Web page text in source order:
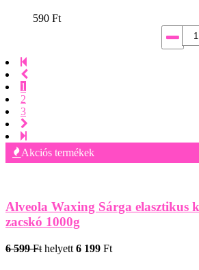
590 Ft
1
2
3
Akciós termékek
Alveola Waxing Sárga elasztikus
zacskó 1000g
6 599 Ft helyett 6 199 Ft